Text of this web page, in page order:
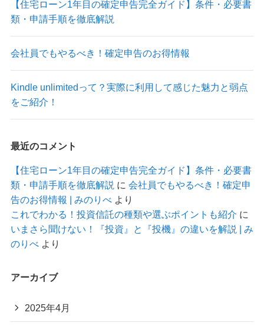
【住宅ローン1年目の確定申告完全ガイド】条件・必要書
類・申請手順を徹底解説
会社員でもやるべき！確定申告のお得情報
Kindle unlimitedって？実際に利用して感じた魅力と弱点
をご紹介！
最近のコメント
【住宅ローン1年目の確定申告完全ガイド】条件・必要書
類・申請手順を徹底解説 に 会社員でもやるべき！確定申
告のお得情報 | みのりべより
これでわかる！投資信託の種類や選ぶポイントも紹介 に
いまさら聞けない！『投資』と『投機』の違いを解説 | み
のりべより
アーカイブ
2025年4月